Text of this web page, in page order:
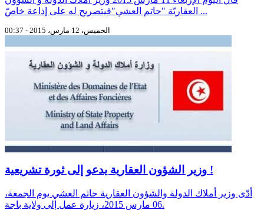
العقاريّة "حاتم العشي"فيتصريح له على إذاعة خاصّ ...
الخميس، 12 مارس، 2015 - 00:37
وزير الشؤون العقارية يدعو إلى ثورة تشريعية !
أدّى وزير أملاك الدولة والشؤون العقارية حاتم العشي يوم الجمعة،
06 مارس 2015، زيارة عمل إلى ولاية باجة.